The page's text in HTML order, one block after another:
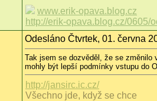
www.erik-opava.blog.cz
http://erik-opava.blog.cz/0605/
Odesláno Čtvrtek, 01. června
Tak jsem se dozvěděl, že se změnilo
mohly být lepší podmínky vstupu do
http://jansirc.ic.cz/
Všechno jde, když se chce